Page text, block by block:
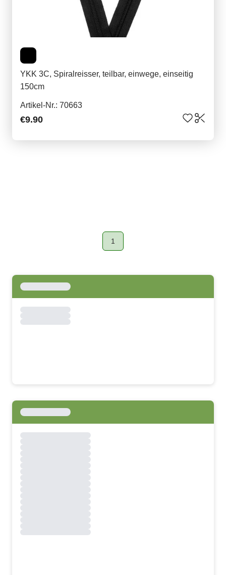
YKK 3C, Spiralreisser, teilbar, einwege, einseitig
150cm
Artikel-Nr.: 70663
€9.90
Page
1